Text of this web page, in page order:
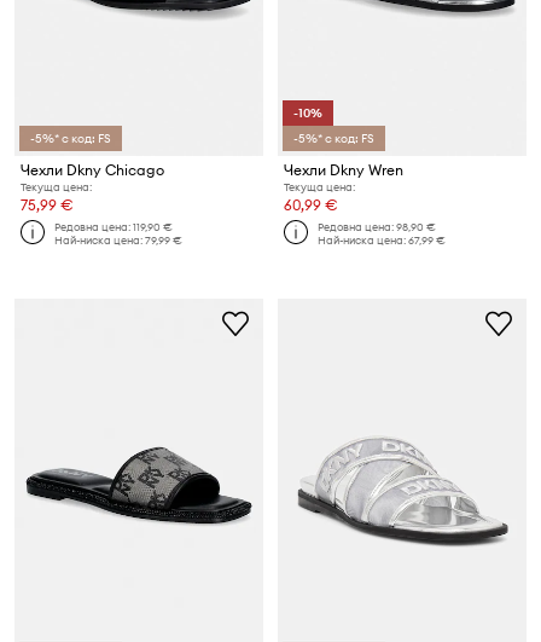
-5%* с код: FS
Чехли Dkny Chicago
Текуща цена:
75,99 €
Редовна цена:119,90 €
Най-ниска цена:79,99 €
-10%
-5%* с код: FS
Чехли Dkny Wren
Текуща цена:
60,99 €
Редовна цена:98,90 €
Най-ниска цена:67,99 €